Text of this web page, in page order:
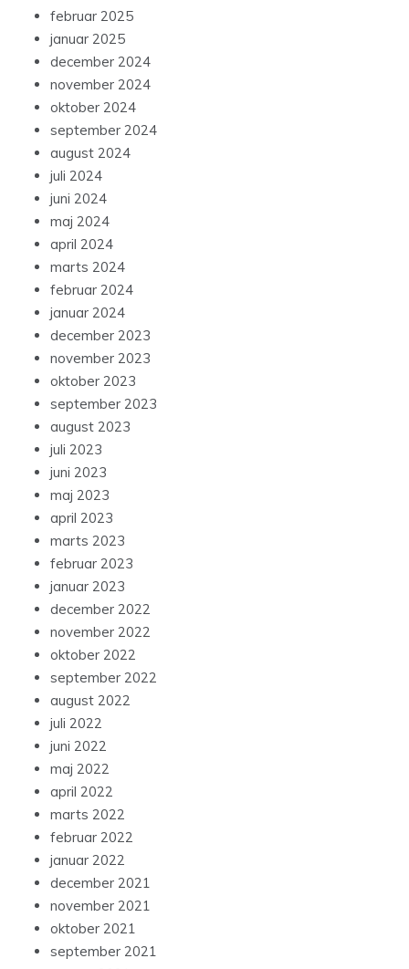
februar 2025
januar 2025
december 2024
november 2024
oktober 2024
september 2024
august 2024
juli 2024
juni 2024
maj 2024
april 2024
marts 2024
februar 2024
januar 2024
december 2023
november 2023
oktober 2023
september 2023
august 2023
juli 2023
juni 2023
maj 2023
april 2023
marts 2023
februar 2023
januar 2023
december 2022
november 2022
oktober 2022
september 2022
august 2022
juli 2022
juni 2022
maj 2022
april 2022
marts 2022
februar 2022
januar 2022
december 2021
november 2021
oktober 2021
september 2021